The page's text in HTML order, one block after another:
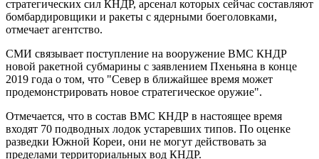
стратегических сил КНДР, арсенал которых сейчас составляют
бомбардировщики и ракеты с ядерными боеголовками,
отмечает агентство.
СМИ связывает поступление на вооружение ВМС КНДР
новой ракетной субмарины с заявлением Пхеньяна в конце
2019 года о том, что "Север в ближайшее время может
продемонстрировать новое стратегическое оружие".
Отмечается, что в состав ВМС КНДР в настоящее время
входят 70 подводных лодок устаревших типов. По оценке
разведки Южной Кореи, они не могут действовать за
пределами территориальных вод КНДР.